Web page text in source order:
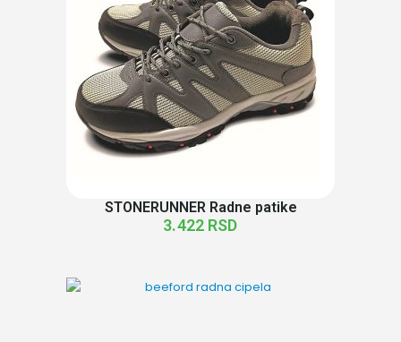
STONERUNNER Radne patike
3.422 RSD